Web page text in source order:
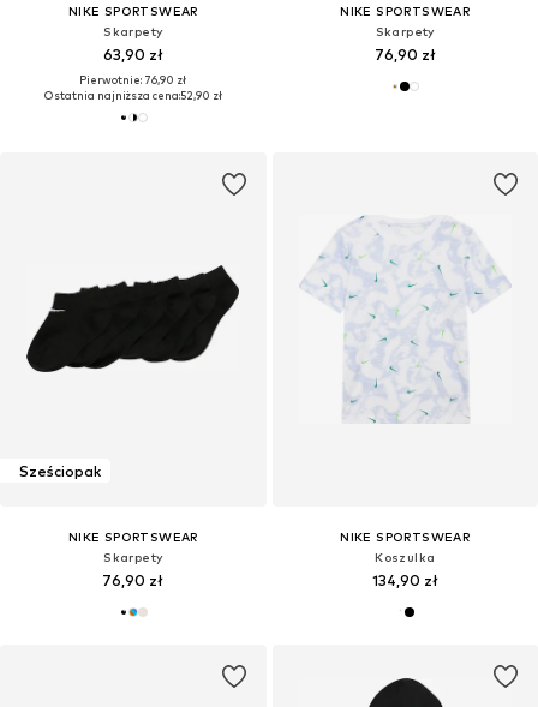
NIKE SPORTSWEAR
Skarpety
63,90 zł
Pierwotnie: 76,90 zł
Ostatnia najniższa cena:52,90 zł
NIKE SPORTSWEAR
Skarpety
76,90 zł
Sześciopak
NIKE SPORTSWEAR
Skarpety
76,90 zł
NIKE SPORTSWEAR
Koszulka
134,90 zł